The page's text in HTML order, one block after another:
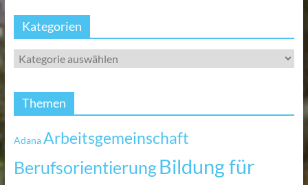
Kategorien
Themen
AdanaArbeitsgemeinschaft
BerufsorientierungBildung für